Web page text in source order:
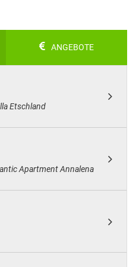
ANGEBOTE
Etschland
Apartment Annalena